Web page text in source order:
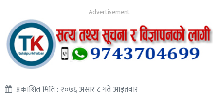
प्रकाशित मिति : २०७६ असार ८ गते आइतवार